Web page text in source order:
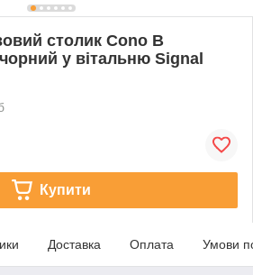
столик Cono B
у вітальню Signal
Купити
Доставка Оплата Умови